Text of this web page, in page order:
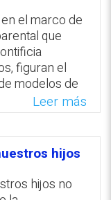
y de
enseñanza-
conflictos
el estudio;
aprendizaje
el marco de
que
figuran el
modelos de
en
Se sugiere
que
sobre
los niños y a
Leer más
hijos
hijos no